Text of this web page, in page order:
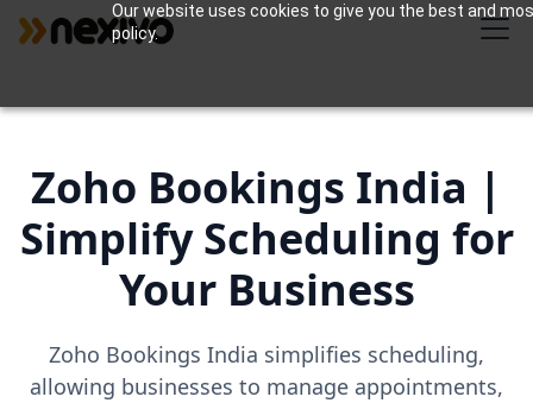
Our website uses cookies to give you the best and
policy.
Zoho Bookings India |
Simplify Scheduling for
Your Business
Zoho Bookings India simplifies scheduling,
allowing businesses to manage appointments,